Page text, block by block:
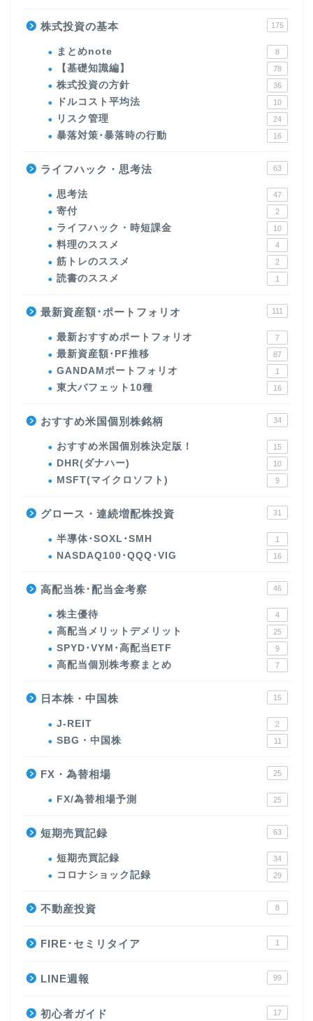
株式投資の基本 175
まとめnote 8
【基礎知識編】 78
株式投資の方針 36
ドルコスト平均法 10
リスク管理 24
暴落対策･暴落時の行動 16
ライフハック・思考法 63
思考法 47
寄付 2
ライフハック・時短課金 10
料理のススメ 4
筋トレのススメ 2
読書のススメ 1
最新資産額･ポートフォリオ 111
最新おすすめポートフォリオ 7
最新資産額･PF推移 87
GANDAMポートフォリオ 1
東大バフェット10種 16
おすすめ米国個別株銘柄 34
おすすめ米国個別株決定版！ 15
DHR(ダナハー) 10
MSFT(マイクロソフト) 9
グロース・連続増配株投資 31
半導体･SOXL･SMH 1
NASDAQ100･QQQ･VIG 16
高配当株･配当金考察 46
株主優待 4
高配当メリットデメリット 25
SPYD･VYM･高配当ETF 9
高配当個別株考察まとめ 7
日本株・中国株 15
J-REIT 2
SBG・中国株 11
FX・為替相場 25
FX/為替相場予測 25
短期売買記録 63
短期売買記録 34
コロナショック記録 29
不動産投資 8
FIRE･セミリタイア 1
LINE週報 99
初心者ガイド 17